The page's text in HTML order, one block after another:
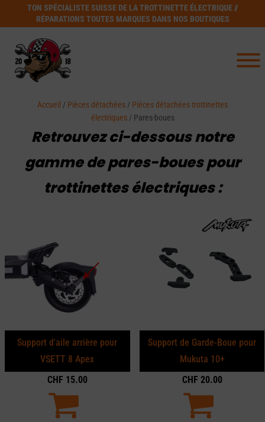
TON SPÉCIALISTE SUISSE DE LA TROTTINETTE ÉLECTRIQUE //
RÉPARATIONS TOUTES MARQUES DANS NOS BOUTIQUES
Accueil / Pièces détachées / Pièces détachées trottinettes
électriques/ Pares-boues
Retrouvez ci-dessous notre
gamme de pares-boues pour
trottinettes électriques :
Support d'aile arrière pour
VSETT 8 Apex
CHF 15.00
Support de Garde-Boue pour
Mukuta 10+
CHF 20.00